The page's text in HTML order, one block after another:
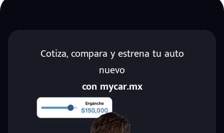
Cotiza, compara y estrena tu auto
nuevo
con mycar.mx